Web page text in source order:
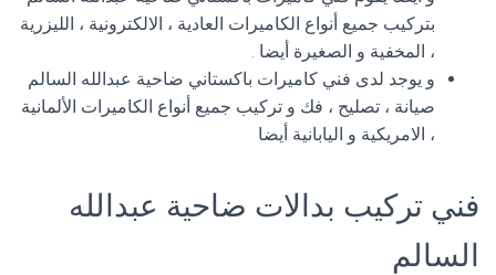
بتركيب جميع أنواع الكاميرات العادية ، الالكترونية ، الليزرية
، المخفية و الصغيرة أيضا .
و يوجد لدى فني كاميرات باكستاني ضاحية عبدالله السالم
صيانة ، تصليح ، فك و تركيب جميع أنواع الكاميرات الألمانية
، الامريكية و اليابانية أيضا
فني تركيب بدالات ضاحية عبدالله
السالم